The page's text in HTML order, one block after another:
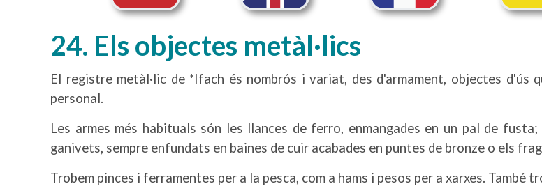
24. Els objectes metàl·lics
El registre metàl·lic de *Ifach és nombrós i variat, des d'armament, objectes
personal.
Les armes més habituals són les llances de ferro, enmangades en un pal de
ganivets, sempre enfundats en baines de cuir acabades en puntes de bronze o els
Trobem pinces i ferramentes per a la pesca, com a hams i pesos per a xarxes.